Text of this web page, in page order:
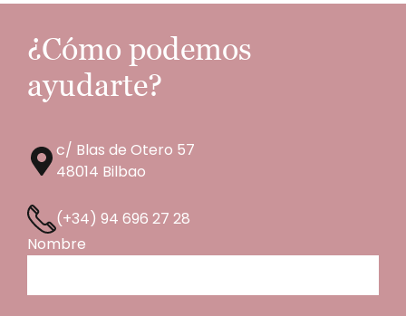
¿Cómo podemos
ayudarte?
c/ Blas de Otero 57
48014 Bilbao
(+34) 94 696 27 28
Nombre